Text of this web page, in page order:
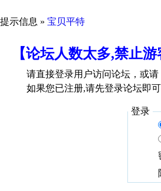
提示信息 » 宝贝平特
【论坛人数太多,禁止
请直接登录用户访问论坛，或请
如果您已注册,请先登录论坛即
登录